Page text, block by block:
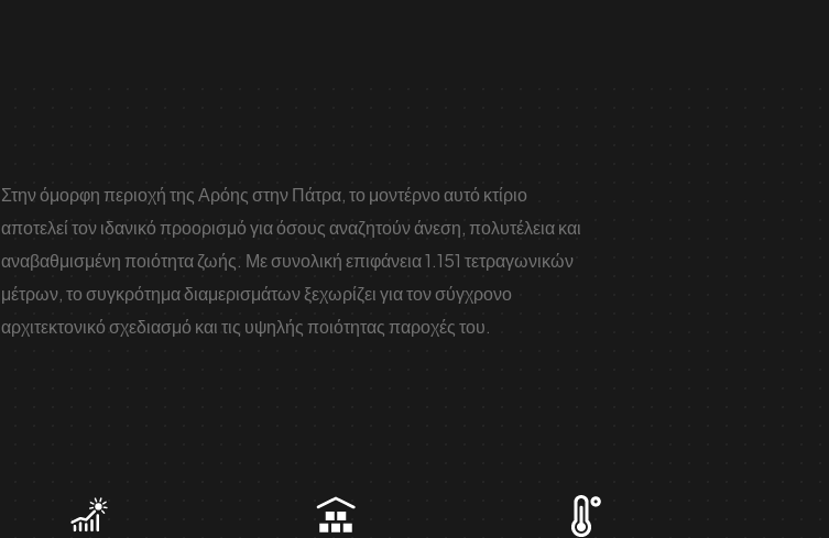
Στην όμορφη περιοχή της Αρόης στην Πάτρα, το μοντέρνο αυτό κτίριο
αποτελεί τον ιδανικό προορισμό για όσους αναζητούν άνεση, πολυτέλεια και
αναβαθμισμένη ποιότητα ζωής. Με συνολική επιφάνεια 1.151 τετραγωνικών
μέτρων, το συγκρότημα διαμερισμάτων ξεχωρίζει για τον σύγχρονο
αρχιτεκτονικό σχεδιασμό και τις υψηλής ποιότητας παροχές του.